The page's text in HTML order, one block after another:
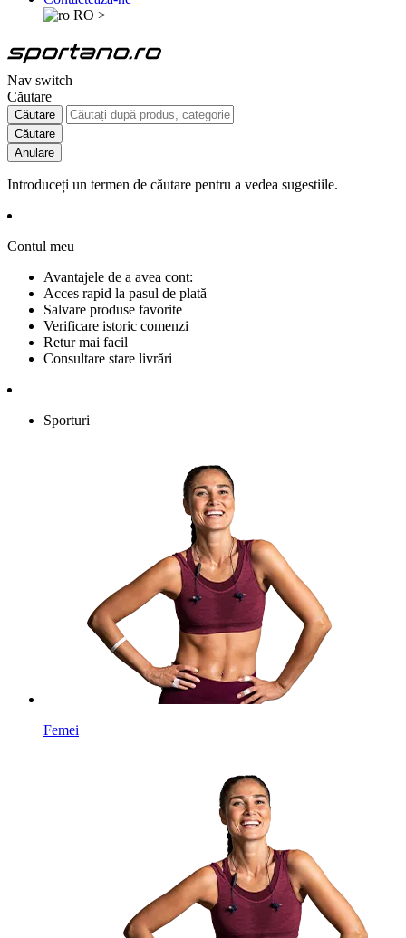
RO >
Nav switch
Căutare
Căutare
Căutare
Anulare
Introduceți un termen de căutare pentru a vedea sugestiile.
Contul meu
Avantajele de a avea cont:
Acces rapid la pasul de plată
Salvare produse favorite
Verificare istoric comenzi
Retur mai facil
Consultare stare livrări
Sporturi
Femei